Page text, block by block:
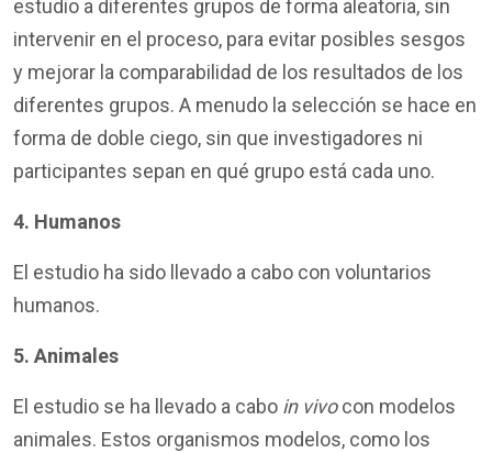
estudio a diferentes grupos de forma aleatoria, sin
intervenir en el proceso, para evitar posibles sesgos
y mejorar la comparabilidad de los resultados de los
diferentes grupos. A menudo la selección se hace en
forma de doble ciego, sin que investigadores ni
participantes sepan en qué grupo está cada uno.
4. Humanos
El estudio ha sido llevado a cabo con voluntarios
humanos.
5. Animales
El estudio se ha llevado a cabo in vivocon modelos
animales. Estos organismos modelos, como los